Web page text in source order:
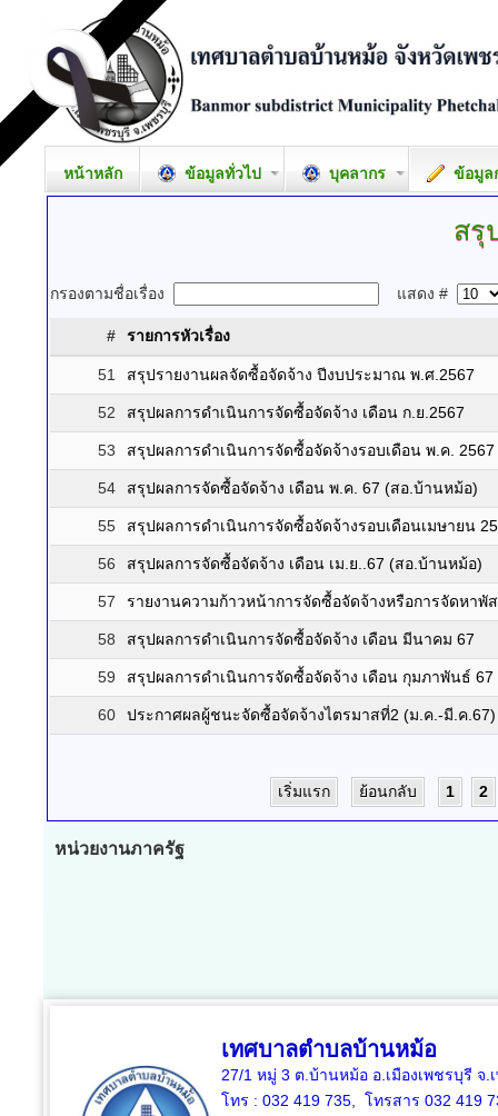
หน้าหลัก ข้อมูลทั่วไป บุคลากร ข้อมูล
สรุ
กรองตามชื่อเรื่อง แสดง #
# รายการหัวเรื่อง
51 สรุปรายงานผลจัดซื้อจัดจ้าง ปีงบประมาณ พ.ศ.2567
52 สรุปผลการดำเนินการจัดซื้อจัดจ้าง เดือน ก.ย.2567
53 สรุปผลการดำเนินการจัดซื้อจัดจ้างรอบเดือน พ.ค. 2567
54 สรุปผลการจัดซื้อจัดจ้าง เดือน พ.ค. 67 (สอ.บ้านหม้อ)
55 สรุปผลการดำเนินการจัดซื้อจัดจ้างรอบเดือนเมษายน
56 สรุปผลการจัดซื้อจัดจ้าง เดือน เม.ย..67 (สอ.บ้านหม้อ)
57 รายงานความก้าวหน้าการจัดซื้อจัดจ้างหรือการจัดหาพั
58 สรุปผลการดำเนินการจัดซื้อจัดจ้าง เดือน มีนาคม 67
59 สรุปผลการดำเนินการจัดซื้อจัดจ้าง เดือน กุมภาพันธ์ 67
60 ประกาศผลผู้ชนะจัดซื้อจัดจ้างไตรมาสที่2 (ม.ค.-มี.ค.67)
เริ่มแรก ย้อนกลับ 1 2
หน่วยงานภาครัฐ
เทศบาลตำบลบ้านหม้อ
27/1 หมู่ 3 ต.บ้านหม้อ อ.เมืองเพชรบุรี จ.
โทร : 032 419 735, โทรสาร 032 419